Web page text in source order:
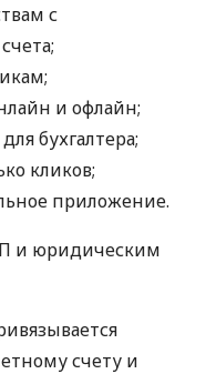
с
и офлайн;
бухгалтера;
кликов;
приложение.
и юридическим
счету и